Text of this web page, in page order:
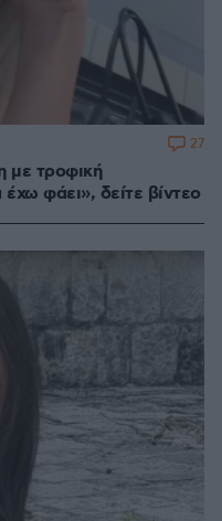
με τροφική
έχω φάει», δείτε βίντεο
27